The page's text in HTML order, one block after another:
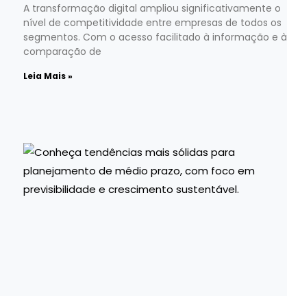
A transformação digital ampliou significativamente o
nível de competitividade entre empresas de todos os
segmentos. Com o acesso facilitado à informação e à
comparação de
Leia Mais »